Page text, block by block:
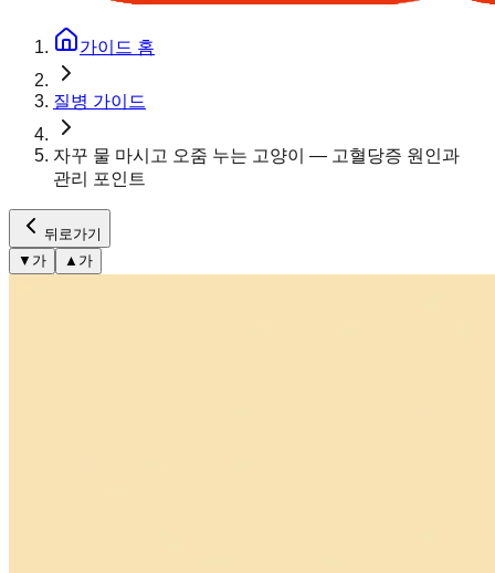
가이드 홈
질병 가이드
자꾸 물 마시고 오줌 누는 고양이 — 고혈당증 원인과
관리 포인트
뒤로가기
▼ 가 ▲ 가